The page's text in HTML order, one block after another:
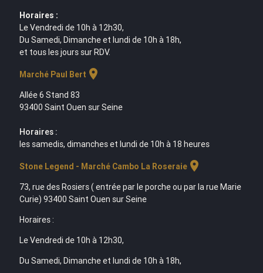
Horaires :
Le Vendredi de 10h à 12h30,
Du Samedi, Dimanche et lundi de 10h à 18h,
et tous les jours sur RDV.
Marché Paul Bert location_on
Allée 6 Stand 83
93400 Saint Ouen sur Seine
Horaires :
les samedis, dimanches et lundi de 10h à 18 heures
Stone Legend - Marché Cambo La Roseraielocation_on
73, rue des Rosiers ( entrée par le porche ou par la rue Marie
Curie) 93400 Saint Ouen sur Seine
Horaires :
Le Vendredi de 10h à 12h30,
Du Samedi, Dimanche et lundi de 10h à 18h,